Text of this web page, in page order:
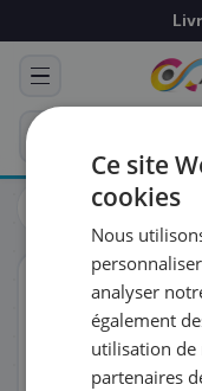
Toners
Brother
ORIGINAL
♻ COMMANDE
Prévoyez
Programmez
vous prépare un
RÉFÉRENCE DU
FRÉQUENCE
Ce site
cookies
Nous
analyser
également
utilisation de
partenaires